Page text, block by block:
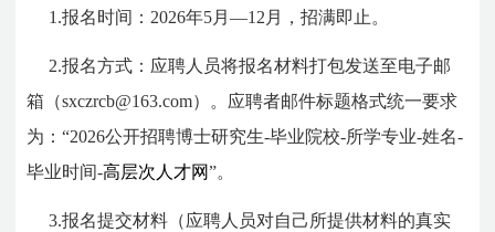
1.报名时间：2026年5月—12月，招满即止。
2.报名方式：应聘人员将报名材料打包发送至电子邮
箱（sxczrcb@163.com） 。应聘者邮件标题格式统一要求
为：“2026公开招聘博士研究生-毕业院校-所学专业-姓名-
毕业时间-高层次人才网”。
3.报名提交材料（应聘人员对自己所提供材料的真实